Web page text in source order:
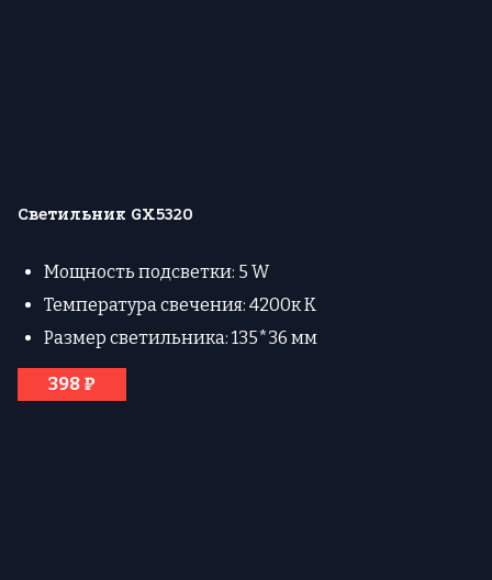
Светильник GX5320
Мощность подсветки: 5 W
Температура свечения: 4200к К
Размер светильника: 135*36 мм
398 ₽